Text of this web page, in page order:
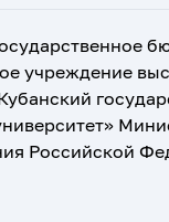
учреждение
Российской